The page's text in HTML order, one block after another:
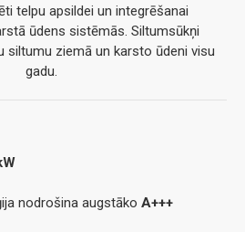
telpu apsildei un integrēšanai
ūdens sistēmās. Siltumsūkņi
ziemā un karsto ūdeni visu
gadu.
nodrošina augstāko A+++